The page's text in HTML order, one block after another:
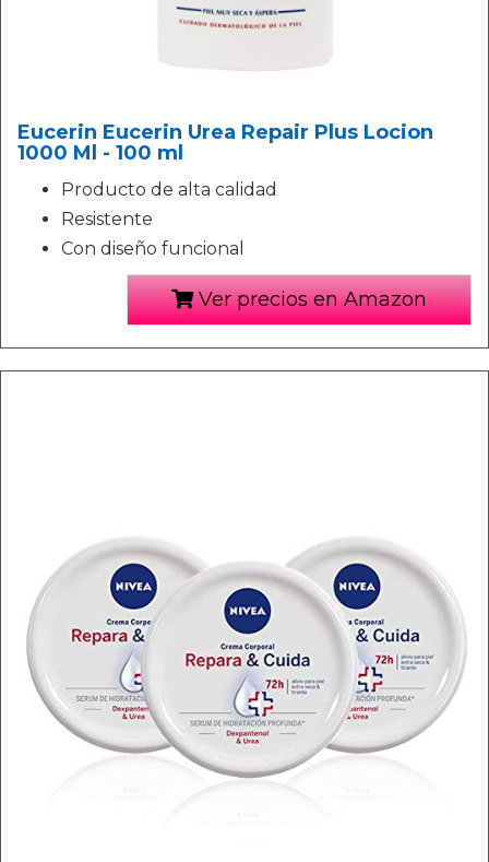
Eucerin Eucerin Urea Repair Plus Locion
1000 Ml - 100 ml
Producto de alta calidad
Resistente
Con diseño funcional
Ver precios en Amazon